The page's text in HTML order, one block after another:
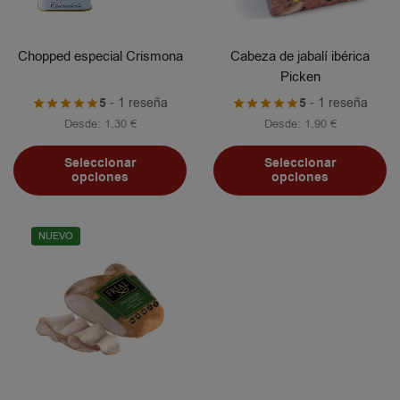
Chopped especial Crismona
5 - 1 reseña
Desde: 1,30 €
Seleccionar
opciones
Cabeza de jabalí ibérica
Picken
5 - 1 reseña
Desde: 1,90 €
Seleccionar
opciones
NUEVO